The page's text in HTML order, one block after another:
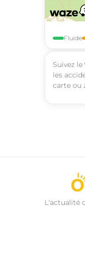
Fluide
Suivez le
les
carte ou
L'actualité